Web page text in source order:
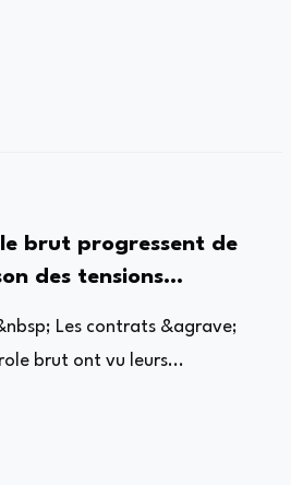
brut progressent de
des tensions
Les contrats &agrave;
brut ont vu leurs...